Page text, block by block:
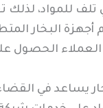
تلف للمواد،
البخار
الحصول
يساعد في